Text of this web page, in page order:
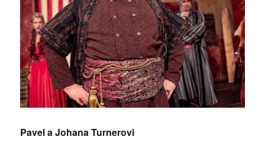
Pavel a Johana Turnerovi